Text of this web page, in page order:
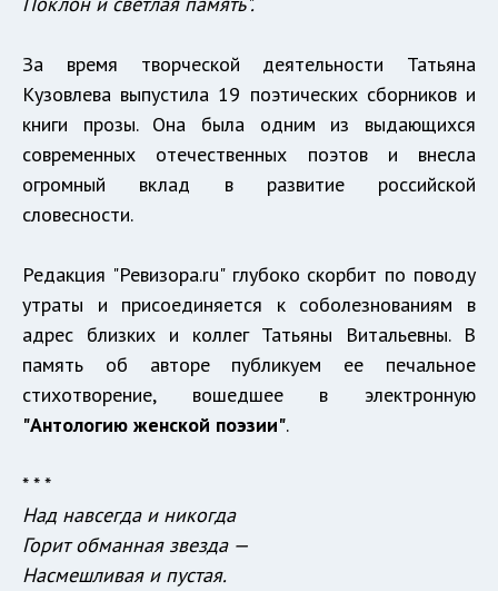
За время творческой деятельности Татьяна
Кузовлева выпустила 19 поэтических сборников и
книги прозы. Она была одним из выдающихся
современных отечественных поэтов и внесла
огромный вклад в развитие российской
словесности.
Редакция "Ревизора.ru" глубоко скорбит по поводу
утраты и присоединяется к соболезнованиям в
адрес близких и коллег Татьяны Витальевны. В
память об авторе публикуем ее печальное
стихотворение, вошедшее в электронную
"Антологию женской поэзии".
* * *
Над навсегда и никогда
Горит обманная звезда —
Насмешливая и пустая.